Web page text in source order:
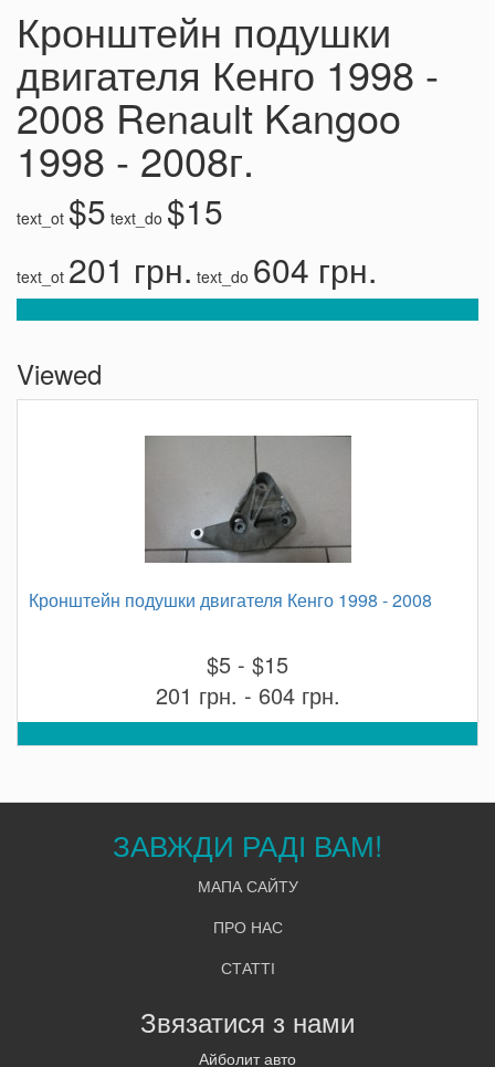
Кронштейн подушки
двигателя Кенго 1998 -
2008 Renault Kangoo
1998 - 2008г.
text_ot $5 text_do $15
text_ot 201 грн. text_do 604 грн.
Viewed
Кронштейн подушки двигателя Кенго 1998 - 2008
$5 - $15
201 грн. - 604 грн.
ЗАВЖДИ РАДІ ВАМ!
МАПА САЙТУ
ПРО НАС
СТАТТІ
Звязатися з нами
Айболит авто